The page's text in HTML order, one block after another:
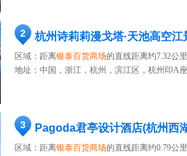
2 杭州诗莉莉漫戈塔·天池高空江
区域：距离银泰百货商场的直线距离约7.32公里
地址： 中国，浙江，杭州，滨江区，杭州印A
3 Pagoda君亭设计酒店(杭州西
区域：距离银泰百货商场的直线距离约0.79公里